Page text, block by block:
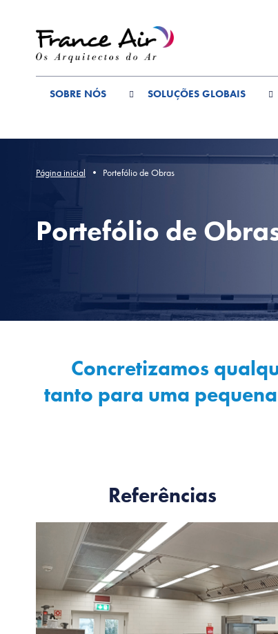
SOBRE NÓS SOLUÇÕES GLOBAIS
Página inicial Portefólio de Obras
Portefólio de
Concretizamos
tanto para uma
Referências